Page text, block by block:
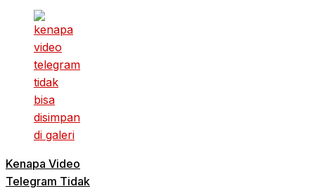
Kenapa Video
Telegram Tidak